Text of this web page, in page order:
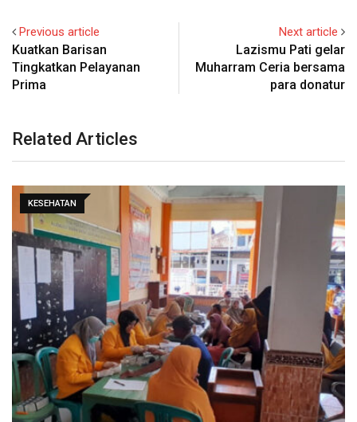
Previous article
Kuatkan Barisan
Tingkatkan Pelayanan
Prima
Next article
Lazismu Pati gelar
Muharram Ceria bersama
para donatur
Related Articles
KESEHATAN